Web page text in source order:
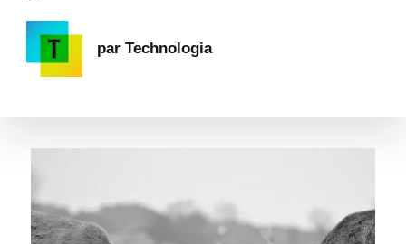
par Technologia